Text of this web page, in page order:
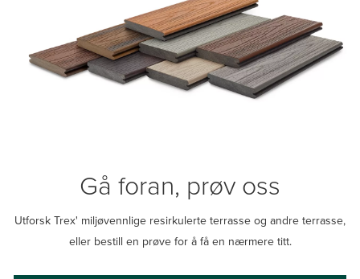
Gå foran, prøv oss
Utforsk Trex' miljøvennlige resirkulerte terrasse og andre terrasse,
eller bestill en prøve for å få en nærmere titt.